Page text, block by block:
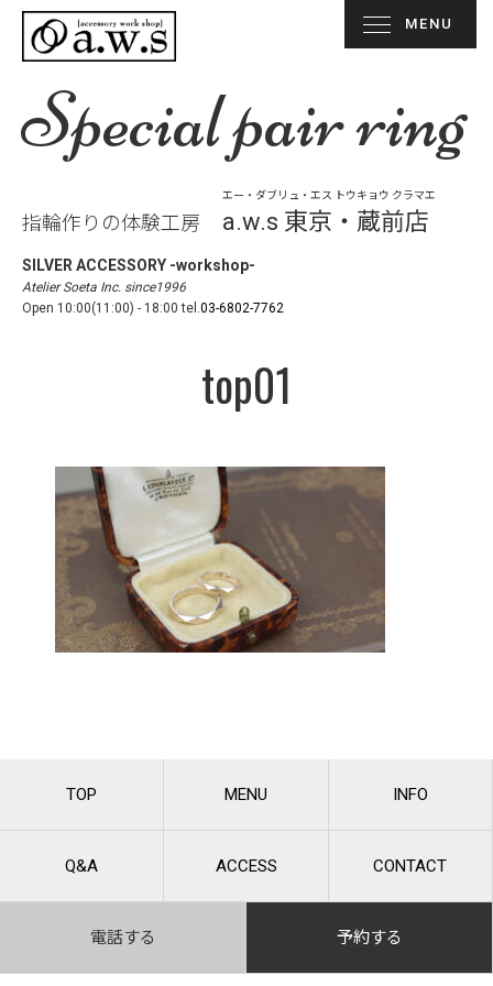
Special pair ring
指輪作りの体験工房
エー・ダブリュ・エス トウキョウ クラマエ
a.w.s 東京・蔵前店
SILVER ACCESSORY -workshop-
Atelier Soeta Inc. since1996
Open 10:00(11:00) - 18:00 tel.03-6802-7762
MENU
top01
TOP MENU INFO
Q&A ACCESS CONTACT
電話する 予約する